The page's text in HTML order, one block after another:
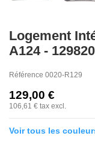
Logement
A124 -
Référence 0020-R129
129,00 €
106,61 € tax excl.
Voir tous les